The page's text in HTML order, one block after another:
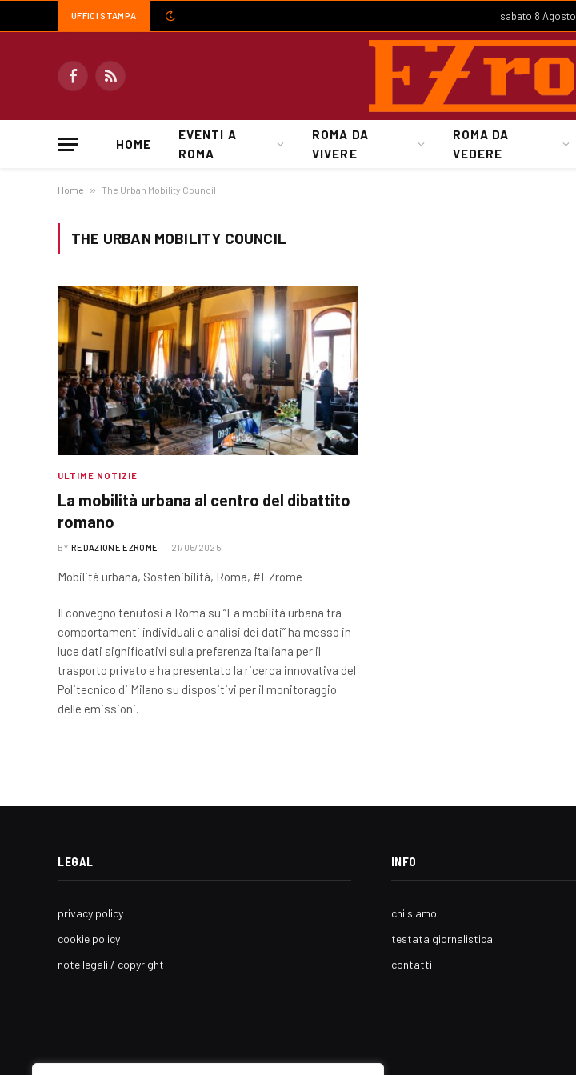
UFFICI STAMPA sabato 8 Agosto
FacebookRSS
HOME
EVENTI A
ROMA
ROMA DA
VIVERE
ROMA DA
VEDERE
Home » The Urban Mobility Council
THE URBAN MOBILITY COUNCIL
ULTIME NOTIZIE
La mobilità urbana al centro del dibattito
romano
BY REDAZIONE EZROME 21/05/2025
Mobilità urbana, Sostenibilità, Roma, #EZrome
Il convegno tenutosi a Roma su “La mobilità urbana tra
comportamenti individuali e analisi dei dati” ha messo in
luce dati significativi sulla preferenza italiana per il
trasporto privato e ha presentato la ricerca innovativa del
Politecnico di Milano su dispositivi per il monitoraggio
delle emissioni.
LEGAL
privacy policy
cookie policy
note legali / copyright
INFO
chi siamo
testata giornalistica
contatti